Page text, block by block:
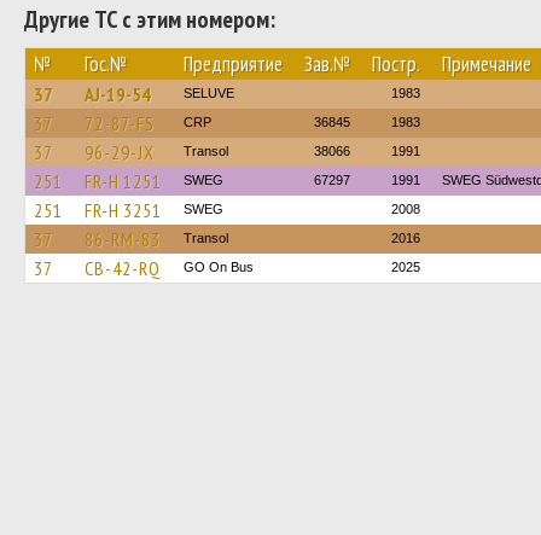
Другие ТС с этим номером:
№ Гос.№ Предприятие Зав.№ Постр. Примечание
37 AJ-19-54 SELUVE 1983
37 72-87-FS CRP 36845 1983
37 96-29-JX Transol 38066 1991
251 FR-H 1251 SWEG 67297 1991 SWEG
251 FR-H 3251 SWEG 2008
37 86-RM-83 Transol 2016
37 CB-42-RQ GO On Bus 2025